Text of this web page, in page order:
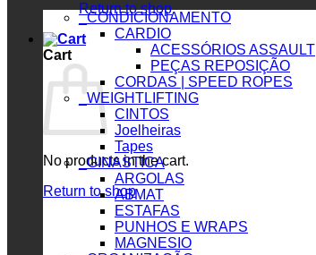
Return to shop
Cart
No products in the cart.
Return to shop
_CONDICIONAMENTO
CARDIO
ACESSÓRIOS ASSAULT
PEÇAS REPOSIÇÃO
CORDAS | SPEED ROPES
_WEIGHTLIFTING
CINTOS
Joelheiras
Tapes
_GINASTICA
ARGOLAS
ABMAT
ESTAFAS
PUNHOS E WRAPS
MAGNESIO